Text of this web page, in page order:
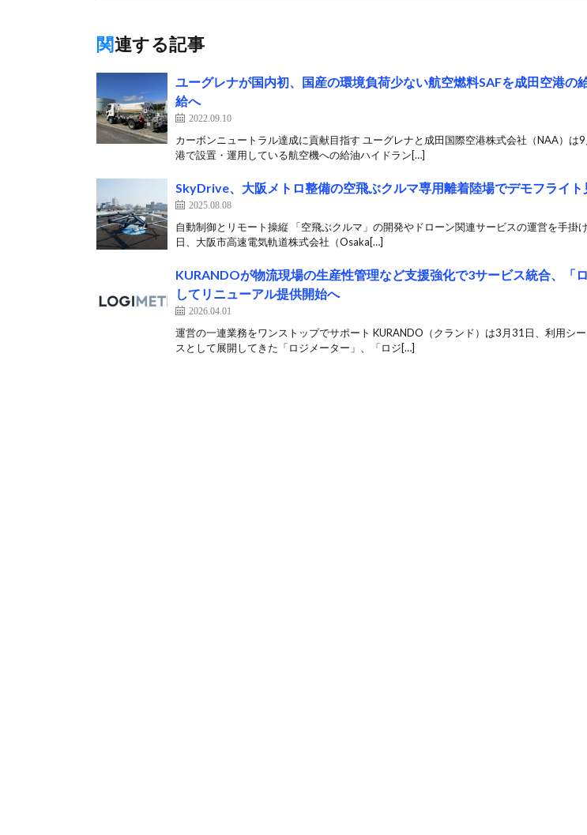
関連する記事
ユーグレナが国内初、国産の環境負荷少ない航空燃料SAFを成田空港の
給へ
2022.09.10
カーボンニュートラル達成に貢献目指す ユーグレナと成田国際空港株式会社（NAA）は
港で設置・運用している航空機への給油ハイドラン[…]
SkyDrive、大阪メトロ整備の空飛ぶクルマ専用離着陸場でデモフライト
2025.08.08
自動制御とリモート操縦 「空飛ぶクルマ」の開発やドローン関連サービスの運営を手掛
日、大阪市高速電気軌道株式会社（Osaka[…]
KURANDOが物流現場の生産性管理など支援強化で3サービス統合、「
してリニューアル提供開始へ
2026.04.01
運営の一連業務をワンストップでサポート KURANDO（クランド）は3月31日、利用シ
スとして展開してきた「ロジメーター」、「ロジ[…]